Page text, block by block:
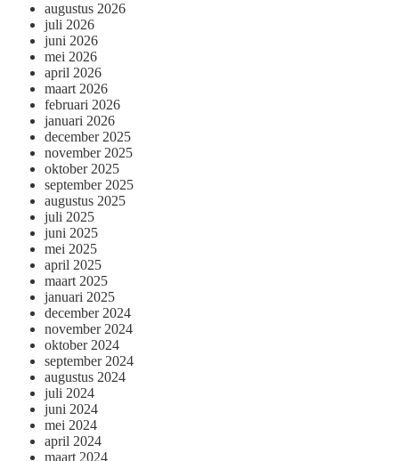
augustus 2026
juli 2026
juni 2026
mei 2026
april 2026
maart 2026
februari 2026
januari 2026
december 2025
november 2025
oktober 2025
september 2025
augustus 2025
juli 2025
juni 2025
mei 2025
april 2025
maart 2025
januari 2025
december 2024
november 2024
oktober 2024
september 2024
augustus 2024
juli 2024
juni 2024
mei 2024
april 2024
maart 2024